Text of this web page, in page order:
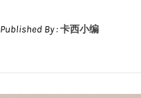
Published By :卡西小编